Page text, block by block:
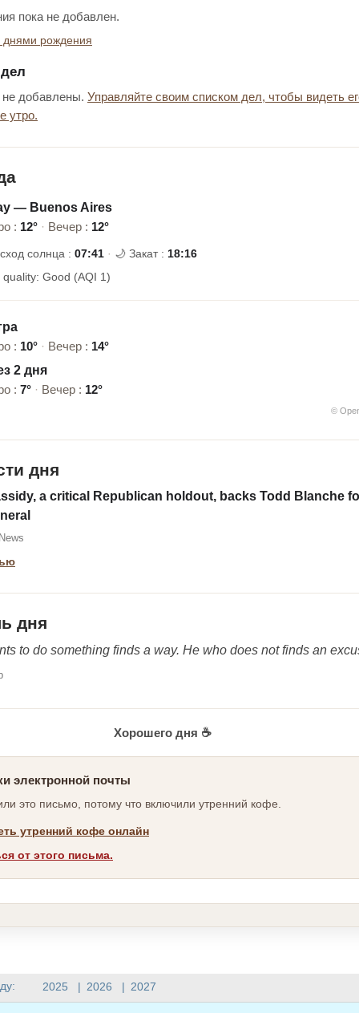
2025 | 2026 | 2027
пока не добавлен.
днями рождения
не добавлены. Управляйте своим списком дел, чтобы видеть
утро.
— Buenos Aires
: 12° · Вечер : 12°
солнца : 07:41 · 🌙 Закат : 18:16
quality: Good (AQI 1)
: 10° · Вечер : 14°
2 дня
: 7° · Вечер : 12°
©
дня
a critical Republican holdout, backs Todd Blanche
дня
to do something finds a way. He who does not finds an
Хорошего дня ☕
электронной почты
это письмо, потому что включили утренний кофе.
утренний кофе онлайн
от этого письма.